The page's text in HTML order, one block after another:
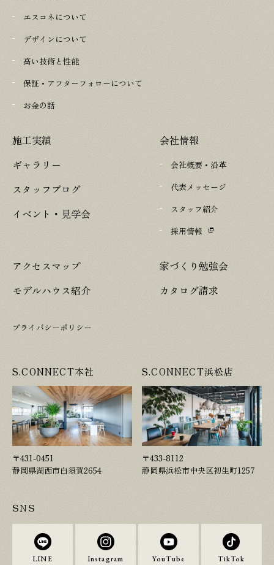
エスコネについて
デザインについて
高い技術と性能
保証・アフターフォローについて
お金の話
施工実績
ギャラリー
スタッフブログ
イベント・見学会
会社情報
会社概要・沿革
代表メッセージ
スタッフ紹介
採用情報
アクセスマップ
モデルハウス紹介
家づくり勉強会
カタログ請求
プライバシーポリシー
S.CONNECT本社
〒431-0451
静岡県湖西市白須賀2654
S.CONNECT浜松店
〒433-8112
静岡県浜松市中央区初生町1257
SNS
LINE Instagram YouTube TikTok